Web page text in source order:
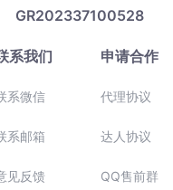
GR202337100528
系我们
系微信
系邮箱
见反馈
申请合作
代理协议
达人协议
QQ售前群